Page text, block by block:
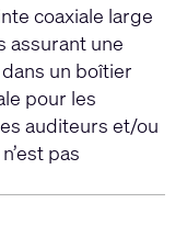
coaxiale large
assurant une
un boîtier
pour les
auditeurs et/ou
pas